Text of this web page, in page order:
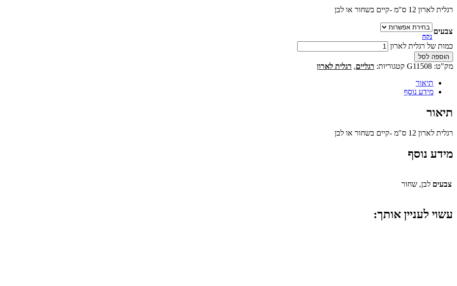
רגלית לארון 12 ס"מ -קיים בשחור או לבן
צבעים
נקה
כמות של רגלית לארון
הוספה לסל
מק"ט: G11508 קטגוריות: רגליים, רגלית לארון
תיאור
מידע נוסף
תיאור
רגלית לארון 12 ס"מ -קיים בשחור או לבן
מידע נוסף
צבעים לבן, שחור
עשוי לעניין אותך: